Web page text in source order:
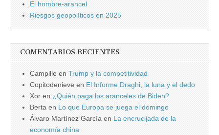
El hombre-arancel
Riesgos geopolíticos en 2025
COMENTARIOS RECIENTES
Campillo en Trump y la competitividad
Copitodenieve en El Informe Draghi, la luna y el dedo
Xor en ¿Quién paga los aranceles de Biden?
Berta en Lo que Europa se juega el domingo
Álvaro Martínez García en La encrucijada de la
economía china